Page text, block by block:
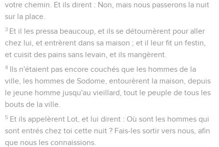
votre chemin. Et ils dirent : Non, mais nous passerons la nuit
sur la place.
3 Et il les pressa beaucoup, et ils se détournèrent pour aller
chez lui, et entrèrent dans sa maison ; et il leur fit un festin,
et cuisit des pains sans levain, et ils mangèrent.
4 Ils n'étaient pas encore couchés que les hommes de la
ville, les hommes de Sodome, entourèrent la maison, depuis
le jeune homme jusqu'au vieillard, tout le peuple de tous les
bouts de la ville.
5 Et ils appelèrent Lot, et lui dirent : Où sont les hommes qui
sont entrés chez toi cette nuit ? Fais-les sortir vers nous, afin
que nous les connaissions.